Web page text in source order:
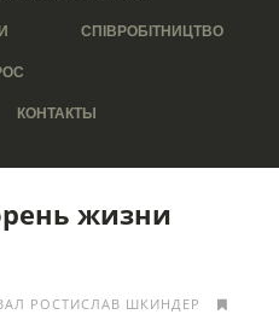
СПІВРОБІТНИЦТВО
КОНТАКТЫ
жизни
РОСТИСЛАВ ШКИНДЕР